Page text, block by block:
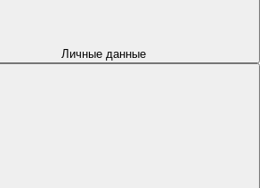
Личные данные